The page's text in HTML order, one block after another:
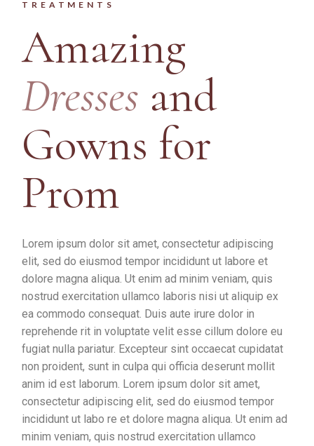
TREATMENTS
Amazing
Dresses and
Gowns for
Prom
Lorem ipsum dolor sit amet, consectetur adipiscing
elit, sed do eiusmod tempor incididunt ut labore et
dolore magna aliqua. Ut enim ad minim veniam, quis
nostrud exercitation ullamco laboris nisi ut aliquip ex
ea commodo consequat. Duis aute irure dolor in
reprehende rit in voluptate velit esse cillum dolore eu
fugiat nulla pariatur. Excepteur sint occaecat cupidatat
non proident, sunt in culpa qui officia deserunt mollit
anim id est laborum. Lorem ipsum dolor sit amet,
consectetur adipiscing elit, sed do eiusmod tempor
incididunt ut labo re et dolore magna aliqua. Ut enim ad
minim veniam, quis nostrud exercitation ullamco